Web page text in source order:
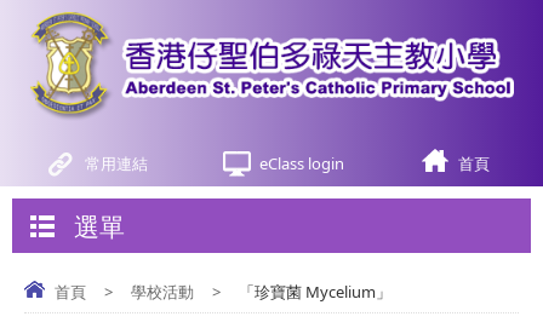
常用連結 eClass login 首頁
選單
首頁 > 學校活動 > 「珍寶菌 Mycelium」